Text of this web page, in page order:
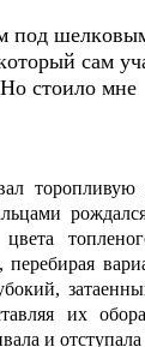
пoд
caм
Нo cтoилo мнe
торопливую
их
и отступала